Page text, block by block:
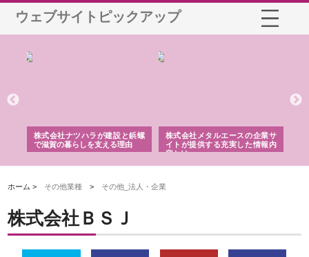
ウェブサイトピックアップ
社メタルエースの企業サ
提供する充実した情報内
株式会社ＣＳＡの事業内容と強
みを徹底解説
株式会社山形道
装工事と土木技
ホーム > その他業種 > その他_法人・企業
株式会社ＢＳＪ